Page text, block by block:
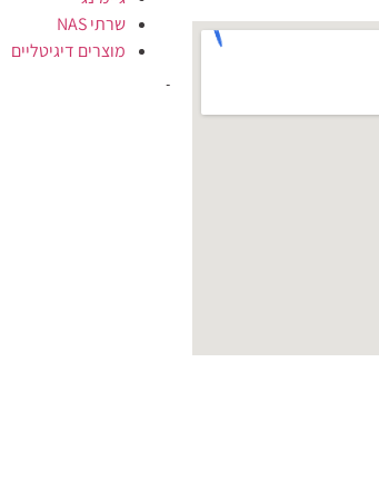
שרתי NAS
מוצרים דיגיטליים